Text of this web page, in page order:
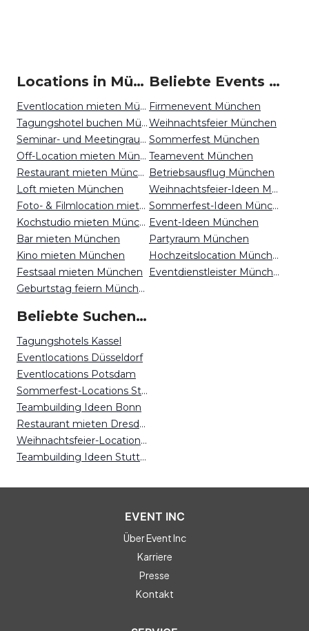
Locations in München mieten
Eventlocation mieten München
Tagungshotel buchen München
Seminar- und Meetingraum mieten München
Off-Location mieten München
Restaurant mieten München
Loft mieten München
Foto- & Filmlocation mieten München
Kochstudio mieten München
Bar mieten München
Kino mieten München
Festsaal mieten München
Geburtstag feiern München
Beliebte Events in München
Firmenevent München
Weihnachtsfeier München
Sommerfest München
Teamevent München
Betriebsausflug München
Weihnachtsfeier-Ideen München
Sommerfest-Ideen München
Event-Ideen München
Partyraum München
Hochzeitslocation München
Eventdienstleister München
Beliebte Suchen auf Event Inc
Tagungshotels Kassel
Eventlocations Düsseldorf
Eventlocations Potsdam
Sommerfest-Locations Stuttgart
Teambuilding Ideen Bonn
Restaurant mieten Dresden
Weihnachtsfeier-Locations Osnabrück
Teambuilding Ideen Stuttgart
EVENT INC
Über Event Inc
Karriere
Presse
Kontakt